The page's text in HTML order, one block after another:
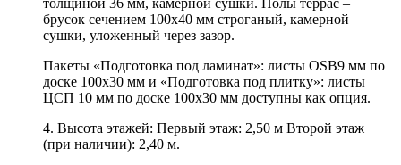
толщиной 36 мм, камерной сушки. Полы террас –
брусок сечением 100х40 мм строганый, камерной
сушки, уложенный через зазор.
Пакеты «Подготовка под ламинат»: листы OSB9 мм по
доске 100х30 мм и «Подготовка под плитку»: листы
ЦСП 10 мм по доске 100х30 мм доступны как опция.
4. Высота этажей: Первый этаж: 2,50 м Второй этаж
(при наличии): 2,40 м.